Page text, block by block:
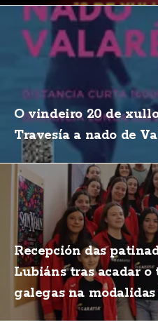
O vindeiro 20 de
Travesía a nado de
Recepción das
Lubiáns tras acadar
galegas na